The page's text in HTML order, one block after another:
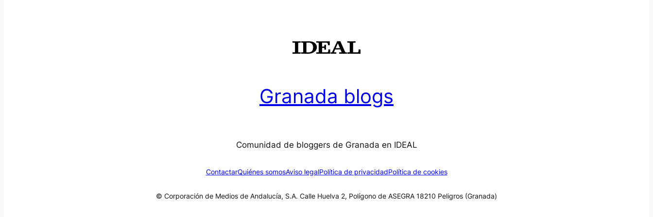
Granada blogs
Comunidad de bloggers de Granada en IDEAL
ContactarQuiénes somosAviso legalPolítica de privacidadPolítica de cookies
© Corporación de Medios de Andalucía, S.A. Calle Huelva 2, Polígono de ASEGRA 18210 Peligros (Granada)